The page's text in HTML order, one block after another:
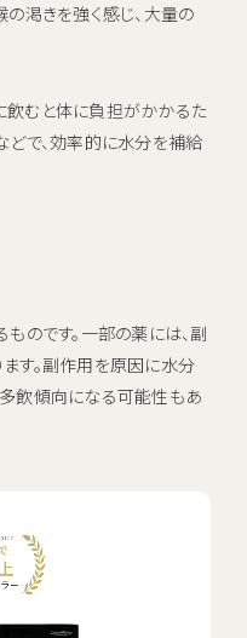
渇きを強く感じ、大量の
むと体に負担がかかるた
どで、効率的に水分を補給
のです。一部の薬には、副
す。副作用を原因に水分
飲傾向になる可能性もあ